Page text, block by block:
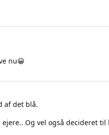
nu😀
af det blå.
Og vel også decideret til